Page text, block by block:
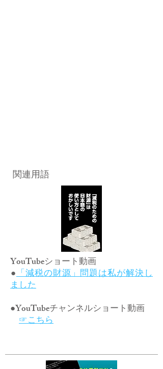
関連用語
YouTubeショート動画
​●「減税の財源」問題は私が解決し
ました
●YouTubeチャンネルショート動画
☞こちら